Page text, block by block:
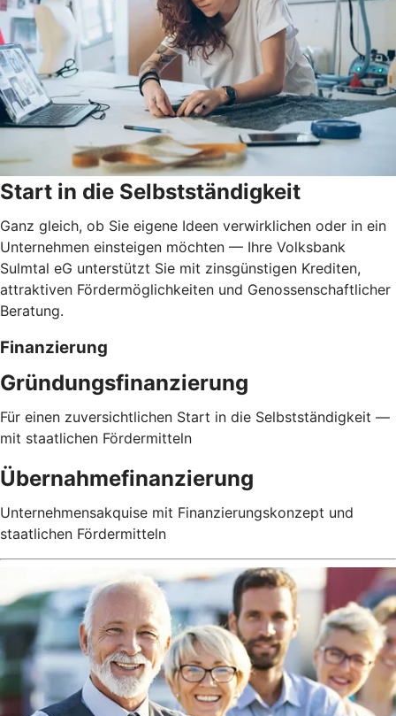
Start in die Selbstständigkeit
Ganz gleich, ob Sie eigene Ideen verwirklichen oder in ein
Unternehmen einsteigen möchten — Ihre Volksbank
Sulmtal eG unterstützt Sie mit zinsgünstigen Krediten,
attraktiven Fördermöglichkeiten und Genossenschaftlicher
Beratung.
Finanzierung
Gründungsfinanzierung
Für einen zuversichtlichen Start in die Selbstständigkeit —
mit staatlichen Fördermitteln
Übernahmefinanzierung
Unternehmensakquise mit Finanzierungskonzept und
staatlichen Fördermitteln